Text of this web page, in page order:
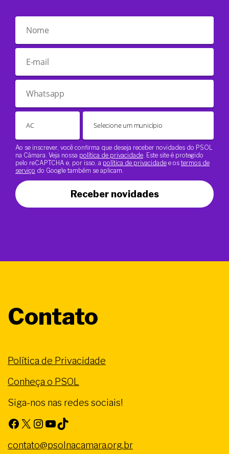
Ao se inscrever, você confirma que deseja receber novidades do PSOL
na Câmara. Veja nossa política de privacidade . Este site é protegido
pelo reCAPTCHA e, por isso, a política de privacidade e os termos de
serviço do Google também se aplicam.
Receber novidades
Contato
Política de Privacidade
Conheça o PSOL
Siga-nos nas redes sociais!
Facebook X Instagram Youtube TikTok
contato@psolnacamara.org.br